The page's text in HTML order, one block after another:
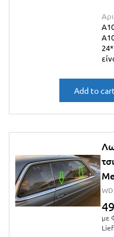
Add to cart
με